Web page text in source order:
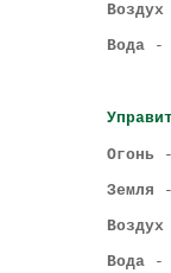
Воздух
Вода -
Огонь
Земля
Воздух
Вода -